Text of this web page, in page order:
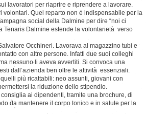
lavoratori per riaprire e riprendere a lavorare.
volontari. Quel reparto non è indispensabile per la
social della Dalmine per dire “noi ci
Tenaris Dalmine estende la volontarietà verso
Occhineri. Lavorava al magazzino tubi e
con altre persone. Infatti due suoi colleghi
nessuno li aveva avvertiti. Si convoca una
dall’azienda ben oltre le attività essenziali.
più ricattabili: neo assunti, giovani con
la riduzione dello stipendio.
ai dipendenti, tramite una brochure, di
da mantenere il corpo tonico e in salute per la